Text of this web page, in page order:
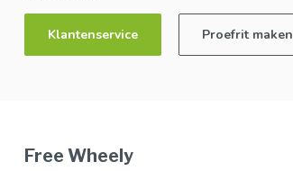
Klantenservice Proefrit maken
Free Wheely